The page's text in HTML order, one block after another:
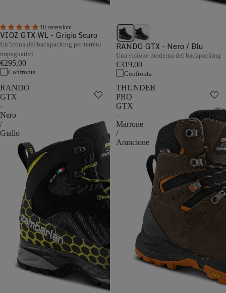
18 recensioni
VIOZ GTX WL - Grigio Scuro
Un’icona del backpacking per terreni
impegnativi
€295,00
Confronta
RANDO GTX - Nero / Blu
Una visione moderna del backpacking
€319,00
Confronta
RANDO
GTX
-
Nero
/
Giallo
THUNDER
PRO
GTX
-
Marrone
/
Arancione